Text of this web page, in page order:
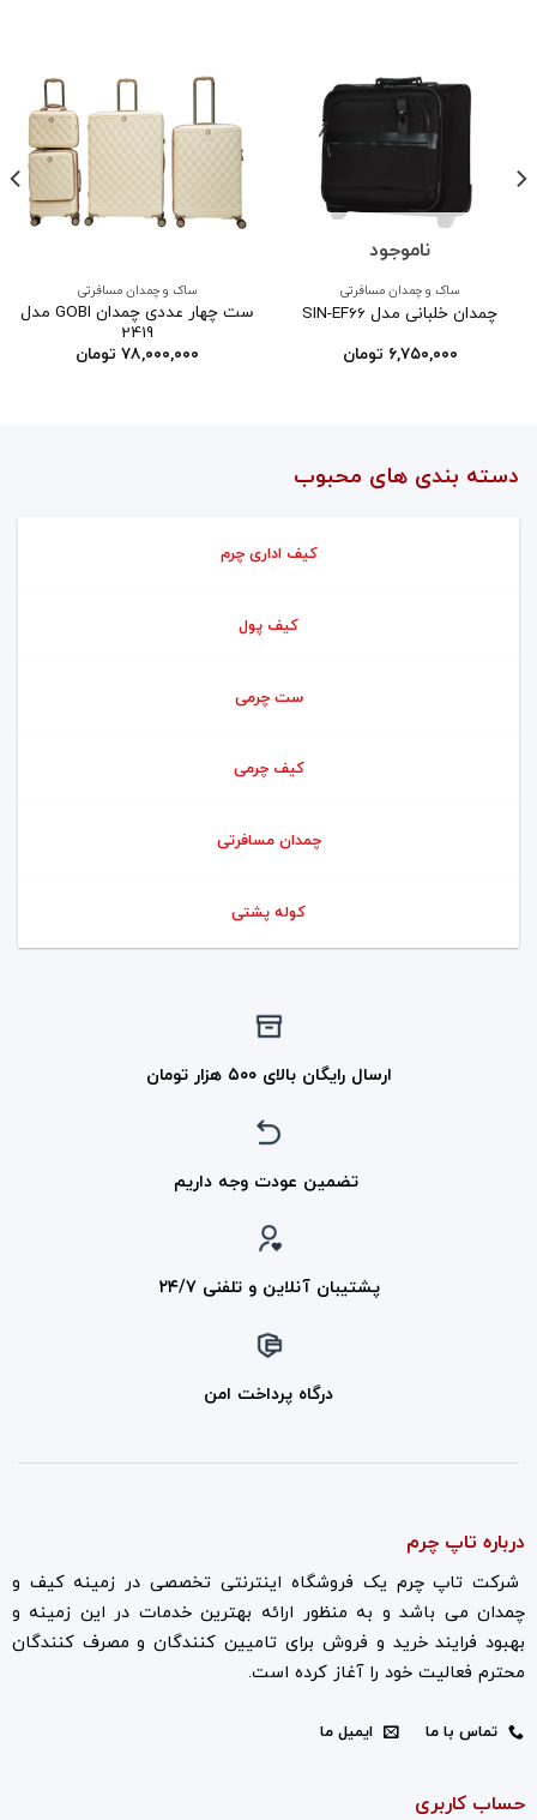
ناموجود
ساک و چمدان مسافرتی
چمدان خلبانی مدل SIN-EF66
۶,۷۵۰,۰۰۰ تومان
ساک و چمدان مسافرتی
ست چهار عددی چمدان GOBI مدل
2419
۷۸,۰۰۰,۰۰۰ تومان
دسته بندی های محبوب
کیف اداری چرم
کیف پول
ست چرمی
کیف چرمی
چمدان مسافرتی
کوله پشتی
ارسال رایگان بالای ۵۰۰ هزار تومان
تضمین عودت وجه داریم
پشتیبان آنلاین و تلفنی ۲۴/۷
درگاه پرداخت امن
درباره تاپ چرم
شرکت تاپ چرم یک فروشگاه اینترنتی تخصصی در زمینه کیف و
چمدان می باشد و به منظور ارائه بهترین خدمات در این زمینه و
بهبود فرایند خرید و فروش برای تامیین کنندگان و مصرف کنندگان
محترم فعالیت خود را آغاز کرده است.
تماس با ما ایمیل ما
حساب کاربری